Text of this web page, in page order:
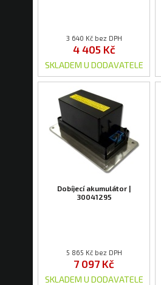
3 640 Kč bez DPH
4 405 Kč
SKLADEM U DODAVATELE
Dobíjecí akumulátor |
30041295
5 865 Kč bez DPH
7 097 Kč
SKLADEM U DODAVATELE